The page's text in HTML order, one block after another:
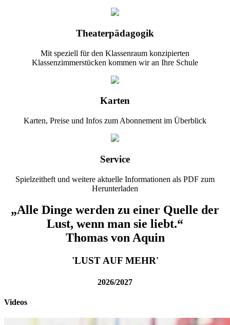
Theaterpädagogik
Mit speziell für den Klassenraum konzipierten
Klassenzimmerstücken kommen wir an Ihre Schule
Karten
Karten, Preise und Infos zum Abonnement im Überblick
Service
Spielzeitheft und weitere aktuelle Informationen als PDF zum
Herunterladen
„Alle Dinge werden zu einer Quelle der
Lust, wenn man sie liebt.“
Thomas von Aquin
'LUST AUF MEHR'
2026/2027
Videos